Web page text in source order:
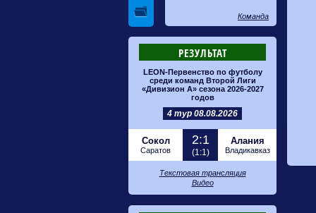
Команда
РЕЗУЛЬТАТ
LEON-Первенство по футболу
среди команд Второй Лиги
«Дивизион А» сезона 2026-2027
годов
4 тур 08.08.2026
Сокол
Саратов
2:1
(1:1)
Алания
Владикавказ
Текстовая трансляция
Видео